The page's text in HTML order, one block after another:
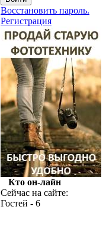
Восстановить пароль.
Регистрация
Кто он-лайн
Сейчас на сайте:
Гостей - 6